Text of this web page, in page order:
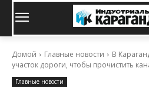
Домой Главные новости
В
участок дороги, чтобы прочистить
Главные новости